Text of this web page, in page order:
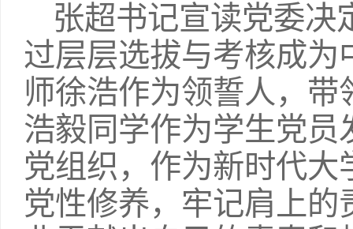
张超书记宣读党委决
过层层选拔与考核成
师徐浩作为领誓人，带
浩毅同学作为学生党
党组织，作为新时代
党性修养，牢记肩上